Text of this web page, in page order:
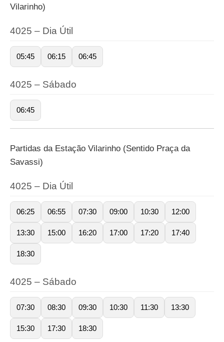
Vilarinho)
4025 – Dia Útil
05:45 06:15 06:45
4025 – Sábado
06:45
Partidas da Estação Vilarinho (Sentido Praça da
Savassi)
4025 – Dia Útil
06:25 06:55 07:30 09:00 10:30 12:00
13:30 15:00 16:20 17:00 17:20 17:40
18:30
4025 – Sábado
07:30 08:30 09:30 10:30 11:30 13:30
15:30 17:30 18:30